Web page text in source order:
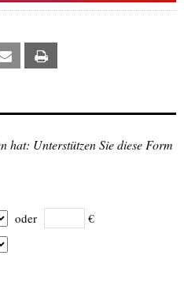
Email
hat: Unterstützen Sie diese Form
oder €